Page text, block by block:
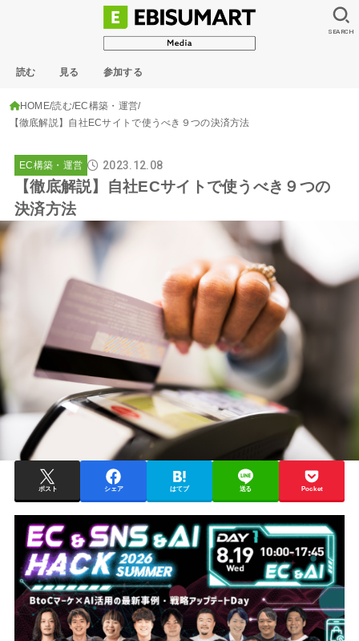
読む 見る 参加する
SEARCH
HOME 読む EC構築・運営
【徹底解説】自社ECサイトで使うべき９つの決済方法
EC構築・運営 2023.12.08
【徹底解説】自社ECサイトで使うべき９つの
決済方法
ポスト シェア はてブ 送る Pocket